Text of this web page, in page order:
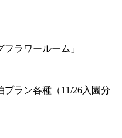
ラワールーム」
ラン各種（11/26入園分